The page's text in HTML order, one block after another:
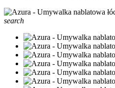
search